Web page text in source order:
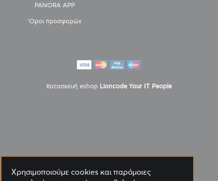
PANORA APP
'Οροι προσφορών
Κατασκευή eshop Lioncode Your IT People
Χρησιμοποιούμε cookies και παρόμοιες